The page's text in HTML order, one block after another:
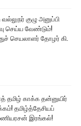
குழு அனுப்பி
செய்ய வேண்டும்!
செயலாளர் தோழர் கி.
தமிழ் காக்க தன்னுயிர்
தமிழ்த்தேசியப்
இரங்கல்!